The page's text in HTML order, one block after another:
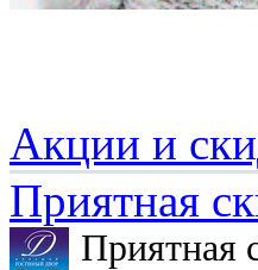
Акции и
Приятная
Приятная